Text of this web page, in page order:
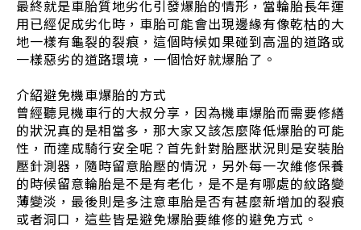
最終就是車胎質地劣化引發爆胎的情形，當輪胎長年運
用已經促成劣化時，車胎可能會出現邊緣有像乾枯的大
地一樣有龜裂的裂痕，這個時候如果碰到高溫的道路或
一樣惡劣的道路環境，一個恰好就爆胎了。
介紹避免機車爆胎的方式
曾經聽見機車行的大叔分享，因為機車爆胎而需要修繕
的狀況真的是相當多，那大家又該怎麼降低爆胎的可能
性，而達成騎行安全呢？首先針對胎壓狀況則是安裝胎
壓針測器，隨時留意胎壓的情況，另外每一次維修保養
的時候留意輪胎是不是有老化，是不是有哪處的紋路變
薄變淡，最後則是多注意車胎是否有甚麼新增加的裂痕
或者洞口，這些皆是避免爆胎要維修的避免方式。